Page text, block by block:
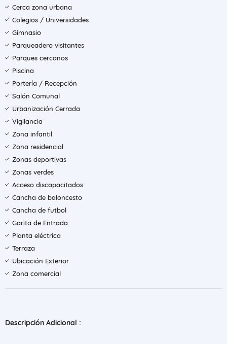
Cerca zona urbana
Colegios / Universidades
Gimnasio
Parqueadero visitantes
Parques cercanos
Piscina
Portería / Recepción
Salón Comunal
Urbanización Cerrada
Vigilancia
Zona infantil
Zona residencial
Zonas deportivas
Zonas verdes
Acceso discapacitados
Cancha de baloncesto
Cancha de futbol
Garita de Entrada
Planta eléctrica
Terraza
Ubicación Exterior
Zona comercial
Descripción Adicional :